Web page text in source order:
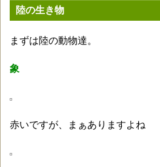
陸の生き物
まずは陸の動物達。
象
赤いですが、まぁありますよね